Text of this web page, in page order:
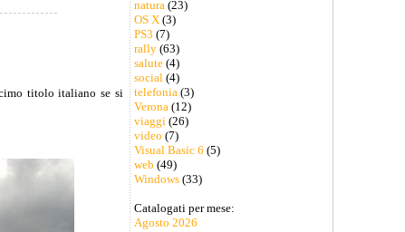
titolo italiano se si
natura(23)
OS X(3)
PS3 (7)
rally(63)
salute(4)
social(4)
telefonia(3)
Verona(12)
viaggi(26)
video (7)
Visual Basic 6 (5)
web (49)
Windows(33)
Catalogati per mese:
Agosto 2026